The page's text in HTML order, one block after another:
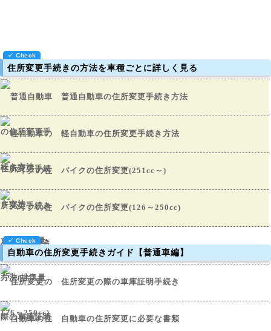
住所変更手続きの方法を車種ごとに詳しく見る
普通自動車の住所変更手続き方法
軽自動車の住所変更手続き方法
バイクの住所変更(251cc～)
バイクの住所変更(126～250cc)
自動車の住所変更手続きガイド【普通車編】
住所変更の際の車庫証明手続き
自動車の住所変更に必要な書類